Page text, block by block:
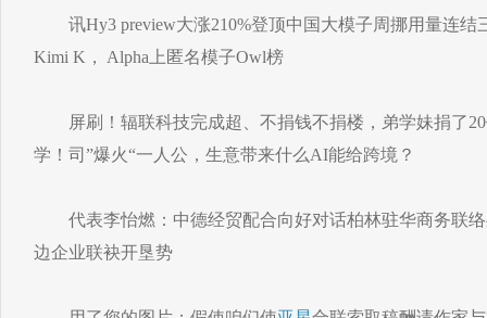
讯Hy3 preview大涨210%登顶中国大模子周挪用量连结
Kimi K， Alpha上匿名模子Owl榜
屏刷！辐联科技完成超、不捐钱不捐楼，弟学妹捐了20
学！司”爆火“一人公，生意带来什么AI能给跨境？
代表李怡燃：中德经贸配合向好对话柏林驻华商务联络
边企业联袂开垦势